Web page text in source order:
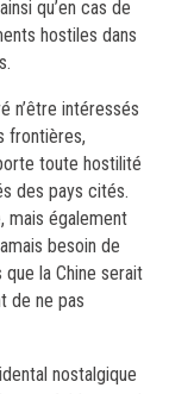
qu’en cas de
hostiles dans
n’être intéressés
frontières,
toute hostilité
des pays cités.
mais également
besoin de
la Chine serait
de ne pas
nostalgique